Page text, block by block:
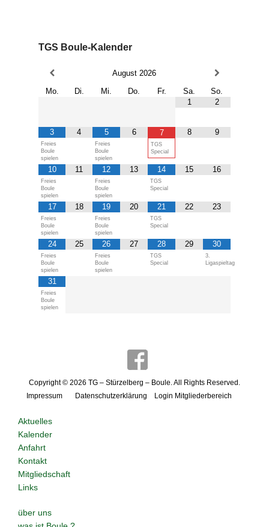
TGS Boule-Kalender
August 2026
Mo.
Di. Mi. Do. Fr. Sa.
So.
1
2
3
Freies
Boule
spielen
4 5
Freies
Boule
spielen
6 7
TGS
Special
8 9
10
Freies
Boule
spielen
11 12
Freies
Boule
spielen
13 14
TGS
Special
15 16
17
Freies
Boule
spielen
18 19
Freies
Boule
spielen
20 21
TGS
Special
22 23
24
Freies
Boule
spielen
25 26
Freies
Boule
spielen
27 28
TGS
Special
29 30
3.
Ligaspieltag
31
Freies
Boule
spielen
Copyright © 2026 TG – Stürzelberg – Boule . All Rights Reserved.
Impressum
Datenschutzerklärung Login Mitgliederbereich
Aktuelles
Kalender
Anfahrt
Kontakt
Mitgliedschaft
Links
über uns